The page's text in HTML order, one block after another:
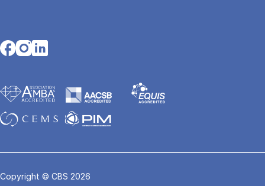
Opens in a new tab
Opens in a new tab
Opens in a new tab
Copyright © CBS 2026